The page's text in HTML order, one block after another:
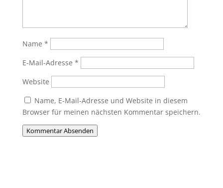
Name *
E-Mail-Adresse *
Website
Name, E-Mail-Adresse und Website in diesem
Browser für meinen nächsten Kommentar speichern.
Kommentar Absenden